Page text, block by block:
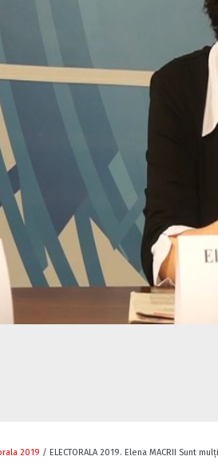
2019 / ELECTORALA 2019. Elena MACRII Sunt